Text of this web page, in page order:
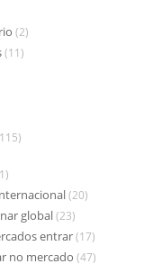
(2)
(11)
(20)
global(23)
entrar(17)
no mercado (47)